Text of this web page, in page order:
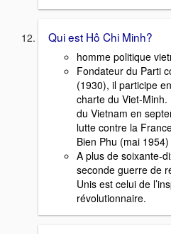
Qui est Hô Chi Minh?
homme politique
Fondateur du Parti
(1930), il participe
charte du Viet-Minh.
du Vietnam en
lutte contre la
Bien Phu (mai 1954)
A plus de soixante-
seconde guerre de
Unis est celui de
révolutionnaire.